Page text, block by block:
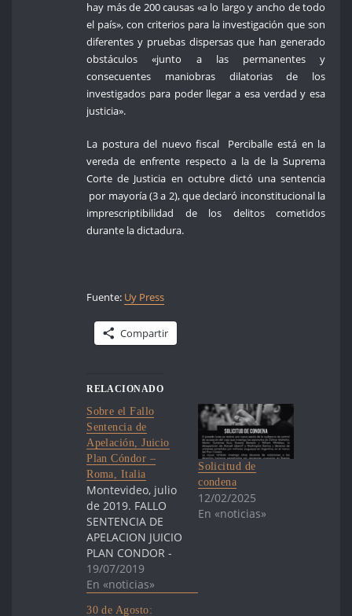
hay más de 200 causas «a lo largo y ancho de todo
el país», con criterios para la investigación que son
diferentes y pruebas dispersas que han generado
obstáculos «junto a las permanentes y
consecuentes maniobras dilatorias de los
investigados para poder llegar a esa verdad y esa
justicia».
La postura del nuevo fiscal Perciballe está en la
vereda de enfrente respecto a la de la Suprema
Corte de Justicia en octubre dictó una sentencia
por mayoría (3 a 2), que declaró inconstitucional la
imprescriptibilidad de los delitos cometidos
durante la dictadura.
Fuente: Uy Press
Compartir
RELACIONADO
Sobre el Fallo
Sentencia de
Apelación, Juicio
Plan Cóndor –
Roma, Italia
Montevideo, julio
de 2019. FALLO
SENTENCIA DE
APELACION JUICIO
PLAN CONDOR -
ROMA ITALIA
Saludamos con
19/07/2019
En «noticias»
Solicitud de
condena
12/02/2025
En «noticias»
30 de Agosto: